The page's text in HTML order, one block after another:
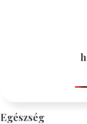
Egészség